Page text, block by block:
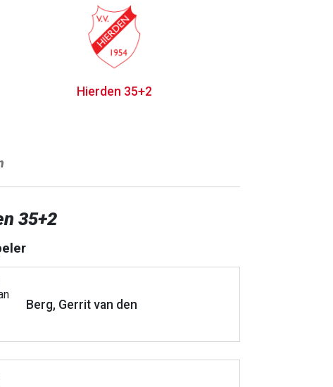
Hierden 35+2
35+2
Berg, Gerrit van den